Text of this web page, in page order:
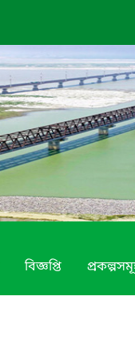
বিজ্ঞপ্তি